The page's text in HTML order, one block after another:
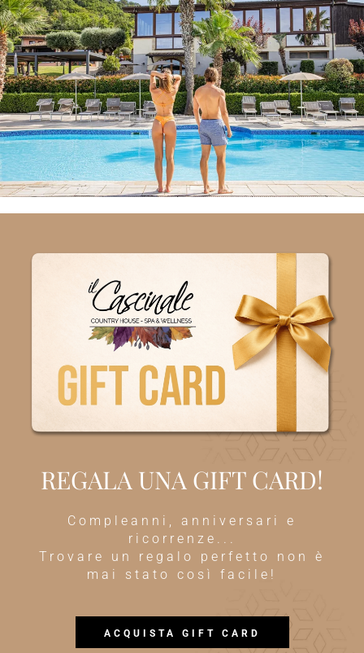
Offerta Last Minute Agosto
REGALA UNA GIFT CARD!
Compleanni, anniversari e
ricorrenze...
Trovare un regalo perfetto non è
mai stato così facile!
ACQUISTA GIFT CARD